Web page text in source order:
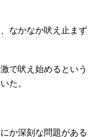
なかなか吠え止まず
で吠え始めるという
た。
か深刻な問題がある